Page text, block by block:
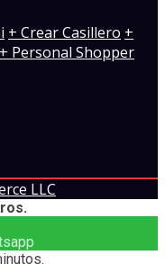
+ Crear Casillero +
+ Personal Shopper
LLC